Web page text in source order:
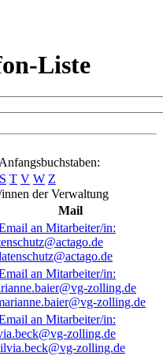
Liste
S T V W Z
der Verwaltung
Mail
zolling.de
zolling.de